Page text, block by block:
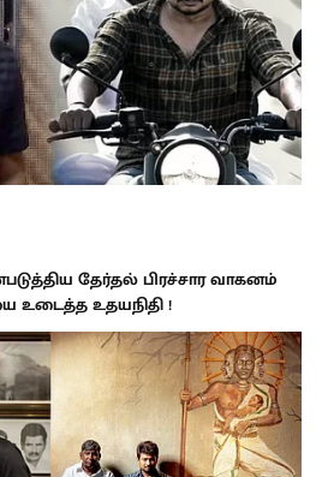
தேர்தல் பிரச்சார வாகனம்
உடைத்த உதயநிதி !